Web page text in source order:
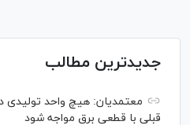
جدیدترین مطالب
معتمدیان: هیچ واحد تولیدی
قبلی با قطعی برق مواجه شود